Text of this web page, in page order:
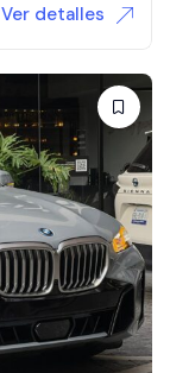
Ver detalles